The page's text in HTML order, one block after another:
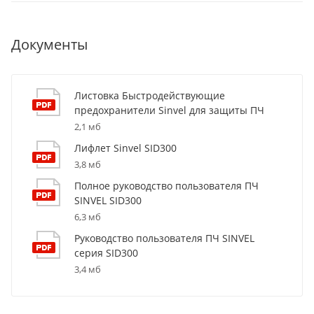
Документы
Листовка Быстродействующие
предохранители Sinvel для защиты ПЧ
2,1 мб
Лифлет Sinvel SID300
3,8 мб
Полное руководство пользователя ПЧ
SINVEL SID300
6,3 мб
Руководство пользователя ПЧ SINVEL
серия SID300
3,4 мб